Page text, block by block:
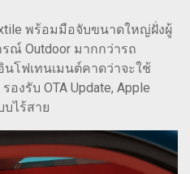
พร้อมมือจับขนาดใหญ่ฝั่งผู้
ณ์ Outdoor มากกว่ารถ
โฟเทนเมนต์คาดว่าจะใช้
องรับ OTA Update, Apple
บไร้สาย